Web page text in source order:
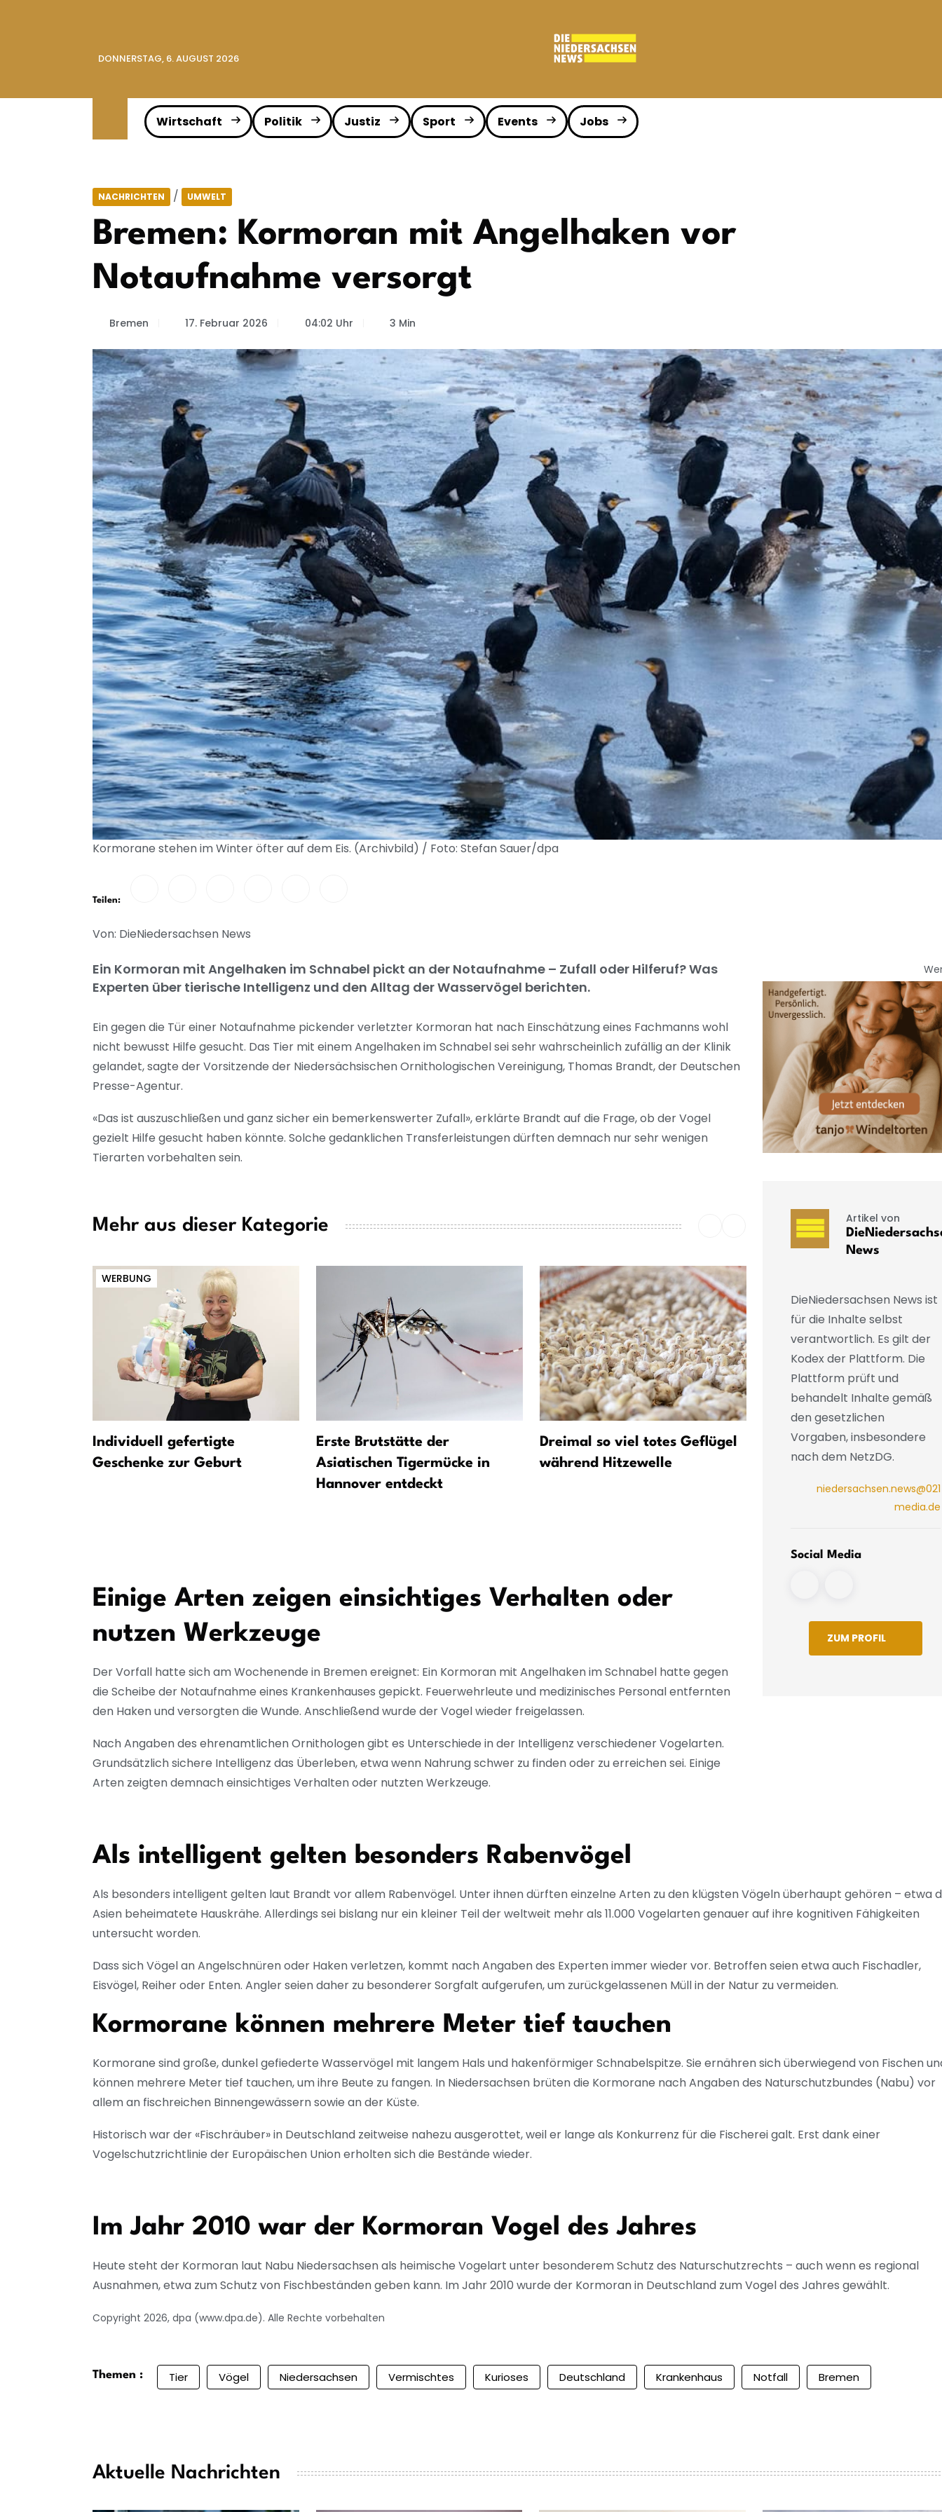
DONNERSTAG, 6. AUGUST 2026
Wirtschaft Politik Justiz Sport Events Jobs
NACHRICHTEN / UMWELT
Bremen: Kormoran mit Angelhaken vor
Notaufnahme versorgt
Bremen 17. Februar 2026 04:02 Uhr 3 Min
Kormorane stehen im Winter öfter auf dem Eis. (Archivbild) / Foto: Stefan Sauer/dpa
Teilen:
Von: DieNiedersachsen News
Ein Kormoran mit Angelhaken im Schnabel pickt an der Notaufnahme – Zufall oder Hilferuf? Was
Experten über tierische Intelligenz und den Alltag der Wasservögel berichten.
Ein gegen die Tür einer Notaufnahme pickender verletzter Kormoran hat nach Einschätzung eines Fachmanns wohl
nicht bewusst Hilfe gesucht. Das Tier mit einem Angelhaken im Schnabel sei sehr wahrscheinlich zufällig an der Klinik
gelandet, sagte der Vorsitzende der Niedersächsischen Ornithologischen Vereinigung, Thomas Brandt, der Deutschen
Presse-Agentur.
«Das ist auszuschließen und ganz sicher ein bemerkenswerter Zufall», erklärte Brandt auf die Frage, ob der Vogel
gezielt Hilfe gesucht haben könnte. Solche gedanklichen Transferleistungen dürften demnach nur sehr wenigen
Tierarten vorbehalten sein.
Mehr aus dieser Kategorie
WERBUNG
Individuell gefertigte
Geschenke zur Geburt
Erste Brutstätte der
Asiatischen Tigermücke in
Hannover entdeckt
Dreimal so viel totes Geflügel
während Hitzewelle
Mann soll Bienenangriff
verursacht haben - Polizei
ermittelt
Einige Arten zeigen einsichtiges Verhalten oder
nutzen Werkzeuge
Der Vorfall hatte sich am Wochenende in Bremen ereignet: Ein Kormoran mit Angelhaken im Schnabel hatte gegen
die Scheibe der Notaufnahme eines Krankenhauses gepickt. Feuerwehrleute und medizinisches Personal entfernten
den Haken und versorgten die Wunde. Anschließend wurde der Vogel wieder freigelassen.
Nach Angaben des ehrenamtlichen Ornithologen gibt es Unterschiede in der Intelligenz verschiedener Vogelarten.
Grundsätzlich sichere Intelligenz das Überleben, etwa wenn Nahrung schwer zu finden oder zu erreichen sei. Einige
Arten zeigten demnach einsichtiges Verhalten oder nutzten Werkzeuge.
Artikel von
News
DieNiedersachsen News ist
für die Inhalte selbst
verantwortlich. Es gilt der
Kodex der Plattform. Die
Plattform prüft und
behandelt Inhalte gemäß
den gesetzlichen
Vorgaben, insbesondere
nach dem NetzDG.
niedersachsen.news@021
media.de
Social Media
ZUM PROFIL
Als intelligent gelten besonders Rabenvögel
Als besonders intelligent gelten laut Brandt vor allem Rabenvögel. Unter ihnen dürften einzelne Arten zu den klügsten Vögeln überhaupt gehören – etwa
Asien beheimatete Hauskrähe. Allerdings sei bislang nur ein kleiner Teil der weltweit mehr als 11.000 Vogelarten genauer auf ihre kognitiven Fähigkeiten
untersucht worden.
Dass sich Vögel an Angelschnüren oder Haken verletzen, kommt nach Angaben des Experten immer wieder vor. Betroffen seien etwa auch Fischadler,
Eisvögel, Reiher oder Enten. Angler seien daher zu besonderer Sorgfalt aufgerufen, um zurückgelassenen Müll in der Natur zu vermeiden.
Kormorane können mehrere Meter tief tauchen
Kormorane sind große, dunkel gefiederte Wasservögel mit langem Hals und hakenförmiger Schnabelspitze. Sie ernähren sich überwiegend von Fischen
können mehrere Meter tief tauchen, um ihre Beute zu fangen. In Niedersachsen brüten die Kormorane nach Angaben des Naturschutzbundes (Nabu) vor
allem an fischreichen Binnengewässern sowie an der Küste.
Historisch war der «Fischräuber» in Deutschland zeitweise nahezu ausgerottet, weil er lange als Konkurrenz für die Fischerei galt. Erst dank einer
Vogelschutzrichtlinie der Europäischen Union erholten sich die Bestände wieder.
Im Jahr 2010 war der Kormoran Vogel des Jahres
Heute steht der Kormoran laut Nabu Niedersachsen als heimische Vogelart unter besonderem Schutz des Naturschutzrechts – auch wenn es regional
Ausnahmen, etwa zum Schutz von Fischbeständen geben kann. Im Jahr 2010 wurde der Kormoran in Deutschland zum Vogel des Jahres gewählt.
Copyright 2026, dpa (www.dpa.de). Alle Rechte vorbehalten
Themen : Tier Vögel Niedersachsen Vermischtes Kurioses Deutschland Krankenhaus Notfall Bremen
Aktuelle Nachrichten